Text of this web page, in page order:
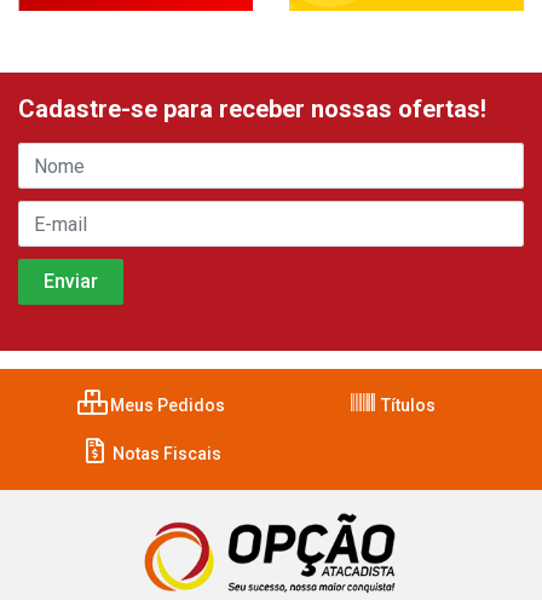
Cadastre-se para receber nossas ofertas!
Meus Pedidos Títulos
Notas Fiscais